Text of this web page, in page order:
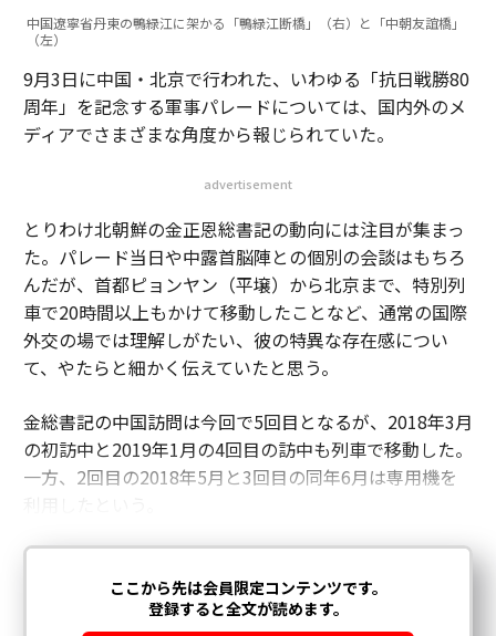
中国遼寧省丹東の鴨緑江に架かる「鴨緑江断橋」（右）と「中朝友誼橋」
（左）
9月3日に中国・北京で行われた、いわゆる「抗日戦勝80
周年」を記念する軍事パレードについては、国内外のメ
ディアでさまざまな角度から報じられていた。
advertisement
とりわけ北朝鮮の金正恩総書記の動向には注目が集まっ
た。パレード当日や中露首脳陣との個別の会談はもちろ
んだが、首都ピョンヤン（平壌）から北京まで、特別列
車で20時間以上もかけて移動したことなど、通常の国際
外交の場では理解しがたい、彼の特異な存在感につい
て、やたらと細かく伝えていたと思う。
金総書記の中国訪問は今回で5回目となるが、2018年3月
の初訪中と2019年1月の4回目の訪中も列車で移動した。
一方、2回目の2018年5月と3回目の同年6月は専用機を